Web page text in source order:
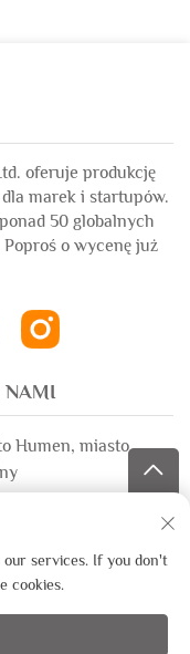
oferuje produkcję
marek i startupów.
50 globalnych
o wycenę już
NAMI
Humen, miasto
our services. If you don't
cookies.